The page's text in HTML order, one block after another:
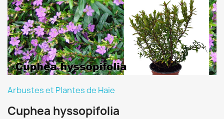
Arbustes et Plantes de Haie
Cuphea hyssopifolia